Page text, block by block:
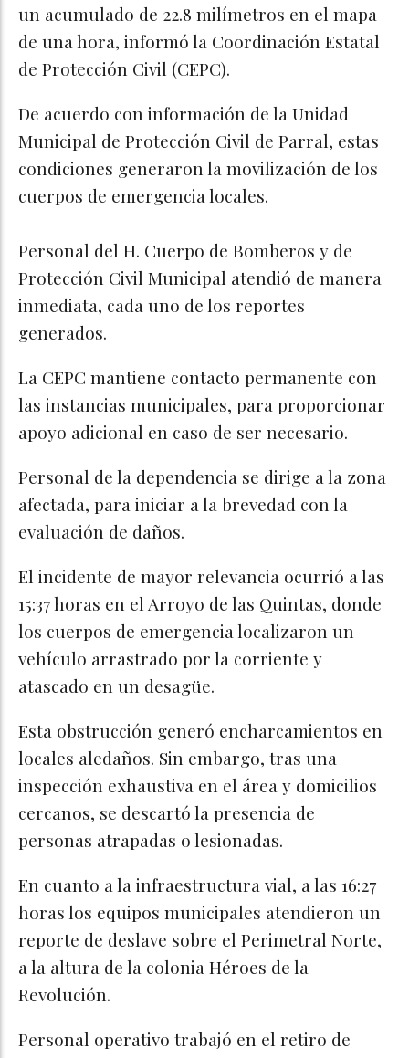
un acumulado de 22.8 milímetros en el mapa
de una hora, informó la Coordinación Estatal
de Protección Civil (CEPC).
De acuerdo con información de la Unidad
Municipal de Protección Civil de Parral, estas
condiciones generaron la movilización de los
cuerpos de emergencia locales.
Personal del H. Cuerpo de Bomberos y de
Protección Civil Municipal atendió de manera
inmediata, cada uno de los reportes
generados.
La CEPC mantiene contacto permanente con
las instancias municipales, para proporcionar
apoyo adicional en caso de ser necesario.
Personal de la dependencia se dirige a la zona
afectada, para iniciar a la brevedad con la
evaluación de daños.
El incidente de mayor relevancia ocurrió a las
15:37 horas en el Arroyo de las Quintas, donde
los cuerpos de emergencia localizaron un
vehículo arrastrado por la corriente y
atascado en un desagüe.
Esta obstrucción generó encharcamientos en
locales aledaños. Sin embargo, tras una
inspección exhaustiva en el área y domicilios
cercanos, se descartó la presencia de
personas atrapadas o lesionadas.
En cuanto a la infraestructura vial, a las 16:27
horas los equipos municipales atendieron un
reporte de deslave sobre el Perimetral Norte,
a la altura de la colonia Héroes de la
Revolución.
Personal operativo trabajó en el retiro de